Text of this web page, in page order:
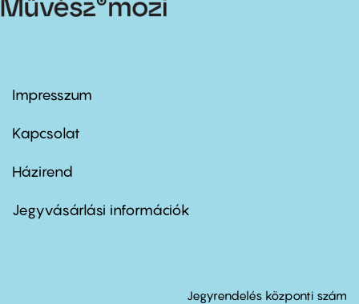
Footer
first
Impresszum
Kapcsolat
Footer
second
Házirend
Jegyvásárlási információk
Jegyrendelés központi szám